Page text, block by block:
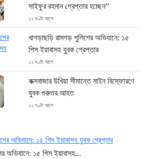
সাইফুর রহমান গ্রেপ্তার হচ্ছেন”
১২ ঘণ্টা আগে
খাগড়াছড়ি রামগড় পুলিশের অভিযানে: ১৫
পিস ইয়াবাসহ যুবক গ্রেপ্তার
১২ ঘণ্টা আগে
কক্সবাজার উখিয়া সীমান্তে মাইন বিস্ফোরণে
যুবক গুরুতর আহত
১২ ঘণ্টা আগে
কক্সবাজারের পুরনো মাদক কারবারি গ্রেফতার
১৩ ঘণ্টা আগে
অভিযানে: ১৫ পিস ইয়াবাসহ...